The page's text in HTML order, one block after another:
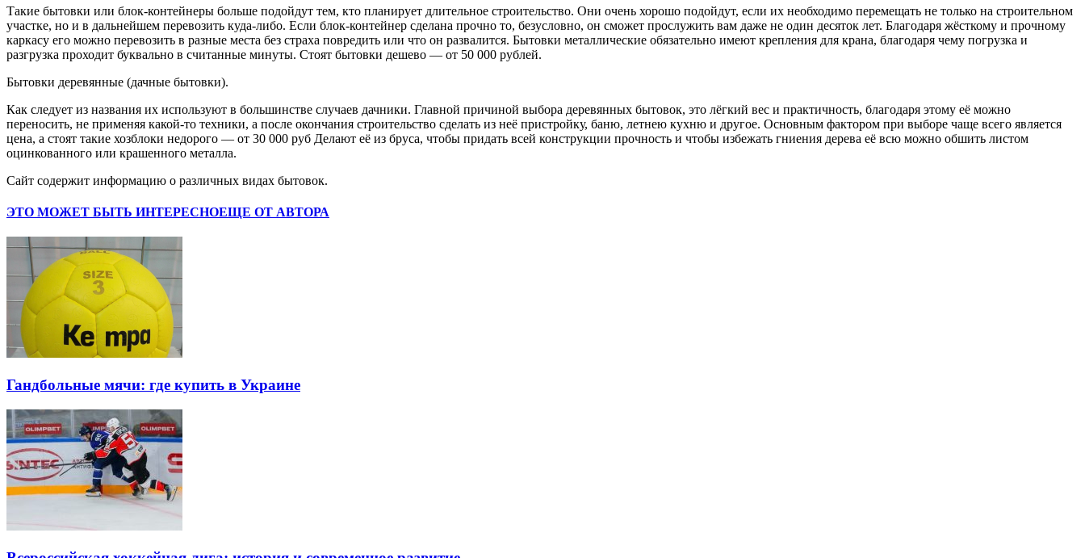
Такие бытовки или блок-контейнеры больше подойдут тем, кто планирует длительное строительство. Они очень хорошо подойдут, если их необходимо перемещать не только на строительном
участке, но и в дальнейшем перевозить куда-либо. Если блок-контейнер сделана прочно то, безусловно, он сможет прослужить вам даже не один десяток лет. Благодаря жёсткому и прочному
каркасу его можно перевозить в разные места без страха повредить или что он развалится. Бытовки металлические обязательно имеют крепления для крана, благодаря чему погрузка и
разгрузка проходит буквально в считанные минуты. Стоят бытовки дешево — от 50 000 рублей.
Бытовки деревянные (дачные бытовки).
Как следует из названия их используют в большинстве случаев дачники. Главной причиной выбора деревянных бытовок, это лёгкий вес и практичность, благодаря этому её можно
переносить, не применяя какой-то техники, а после окончания строительство сделать из неё пристройку, баню, летнею кухню и другое. Основным фактором при выборе чаще всего является
цена, а стоят такие хозблоки недорого — от 30 000 руб Делают её из бруса, чтобы придать всей конструкции прочность и чтобы избежать гниения дерева её всю можно обшить листом
оцинкованного или крашенного металла.
Сайт содержит информацию о различных видах бытовок.
ЭТО МОЖЕТ БЫТЬ ИНТЕРЕСНОЕЩЕ ОТ АВТОРА
Гандбольные мячи: где купить в Украине